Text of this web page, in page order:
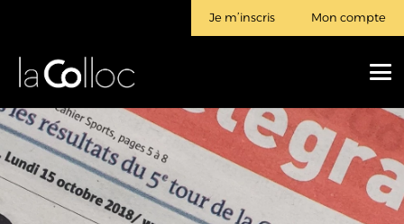
Je m’inscris Mon compte